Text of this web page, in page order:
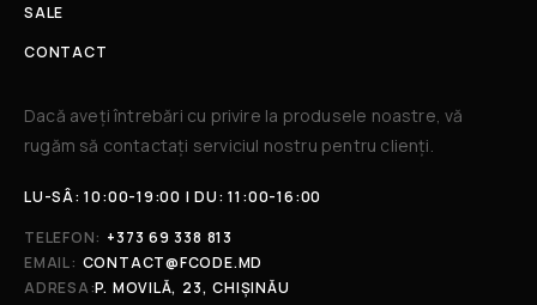
SALE
CONTACT
Dacă aveți întrebări cu privire la produsele noastre, vă
rugăm să contactați serviciul nostru pentru clienți.​
LU-SÂ: 10:00-19:00 | DU: 11:00-16:00
TELEFON: +373 69 338 813
EMAIL: CONTACT@FCODE.MD
ADRESA:P. MOVILĂ, 23, CHIȘINĂU